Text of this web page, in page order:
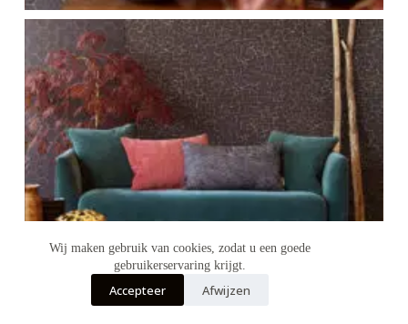
Wij maken gebruik van cookies, zodat u een goede
gebruikerservaring krijgt.
Accepteer Afwijzen